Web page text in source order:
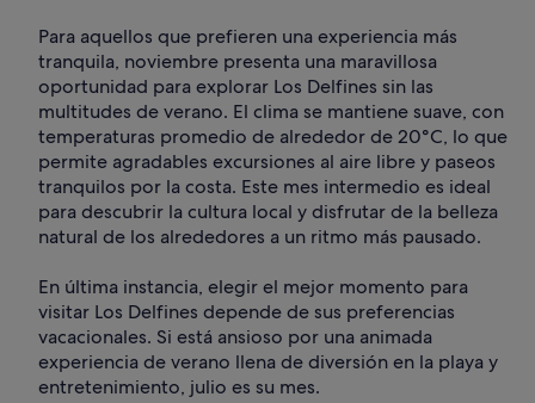
Para aquellos que prefieren una experiencia más
tranquila, noviembre presenta una maravillosa
oportunidad para explorar Los Delfines sin las
multitudes de verano. El clima se mantiene suave, con
temperaturas promedio de alrededor de 20°C, lo que
permite agradables excursiones al aire libre y paseos
tranquilos por la costa. Este mes intermedio es ideal
para descubrir la cultura local y disfrutar de la belleza
natural de los alrededores a un ritmo más pausado.
En última instancia, elegir el mejor momento para
visitar Los Delfines depende de sus preferencias
vacacionales. Si está ansioso por una animada
experiencia de verano llena de diversión en la playa y
entretenimiento, julio es su mes.